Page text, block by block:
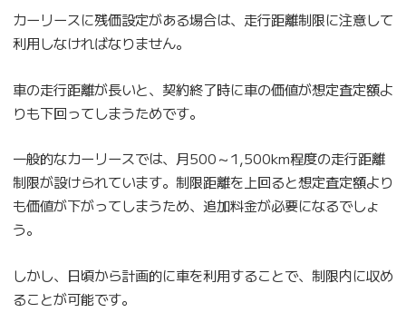
カーリースに残価設定がある場合は、走行距離制限に注意して
利用しなければなりません。
車の走行距離が長いと、契約終了時に車の価値が想定査定額よ
りも下回ってしまうためです。
一般的なカーリースでは、月500～1,500km程度の走行距離
制限が設けられています。制限距離を上回ると想定査定額より
も価値が下がってしまうため、追加料金が必要になるでしょ
う。
しかし、日頃から計画的に車を利用することで、制限内に収め
ることが可能です。